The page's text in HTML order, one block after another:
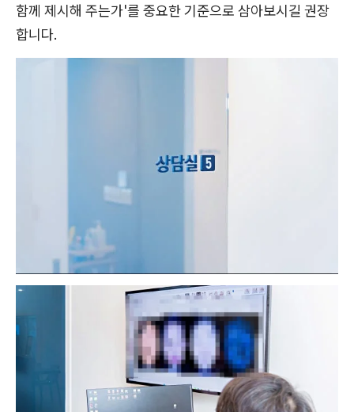
함께 제시해 주는가'를 중요한 기준으로 삼아보시길 권장
합니다.